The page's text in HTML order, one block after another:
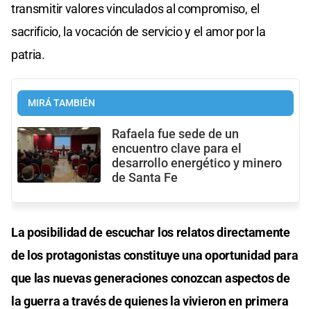
transmitir valores vinculados al compromiso, el
sacrificio, la vocación de servicio y el amor por la
patria.
MIRÁ TAMBIÉN
Rafaela fue sede de un
encuentro clave para el
desarrollo energético y minero
de Santa Fe
La posibilidad de escuchar los relatos directamente
de los protagonistas constituye una oportunidad para
que las nuevas generaciones conozcan aspectos de
la guerra a través de quienes la vivieron en primera